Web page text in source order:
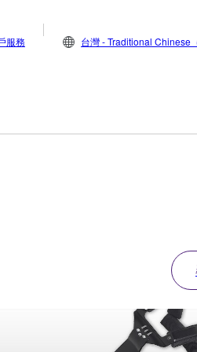
服務 台灣 - Traditional Chinese